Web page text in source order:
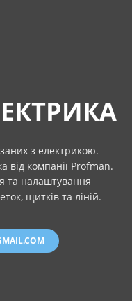
з електрикою.
від компанії Profman.
та налаштування
щитків та ліній.